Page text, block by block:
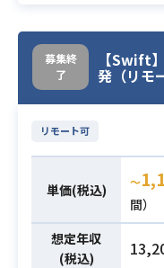
・新
・
援
※詳
設
・
必須スキル
・
を使
募集終
了
【Swift
発（リモ
リモート可
単価(税込) 〜
間）
想定年収
(税込)